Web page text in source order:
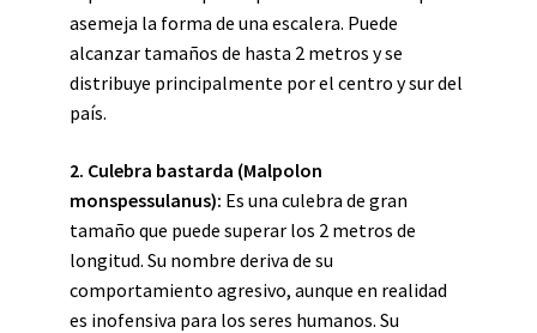
asemeja la forma de una escalera. Puede
alcanzar tamaños de hasta 2 metros y se
distribuye principalmente por el centro y sur del
país.
2. Culebra bastarda (Malpolon
monspessulanus): Es una culebra de gran
tamaño que puede superar los 2 metros de
longitud. Su nombre deriva de su
comportamiento agresivo, aunque en realidad
es inofensiva para los seres humanos. Su